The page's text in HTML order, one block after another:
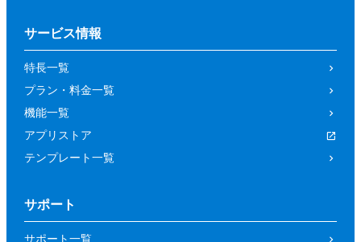
サービス情報
特長一覧
プラン・料金一覧
機能一覧
アプリストア
テンプレート一覧
サポート
サポート一覧